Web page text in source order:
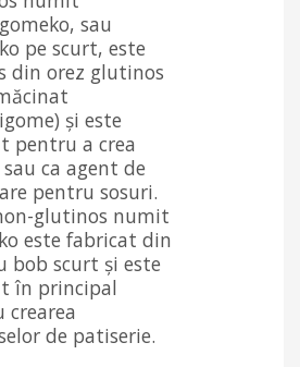
sau
pe scurt, este
din orez glutinos
și este
pentru a crea
ca agent de
pentru sosuri.
glutinos numit
este fabricat din
bob scurt și este
în principal
crearea
de patiserie.